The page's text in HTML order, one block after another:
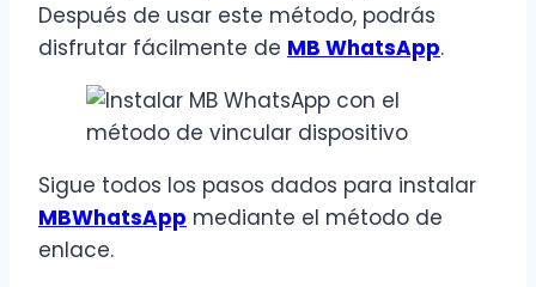
Después de usar este método, podrás
disfrutar fácilmente de MB WhatsApp.
Sigue todos los pasos dados para instalar
MBWhatsApp mediante el método de
enlace.